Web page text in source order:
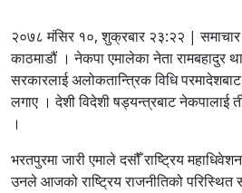
२०७८ मंसिर १०, शुक्रबार २३:२२ | समाचार
काठमाडौं । नेकपा एमालेका नेता रामबहादुर
सरकारलाई अलोकतान्त्रिक विधि
लगाए । देशी विदेशी षड्यन्त्रबाट नेकपालाई
।
भरतपुरमा जारी एमाले दसौँ राष्ट्रिय
उनले आजको राष्ट्रिय राजनीतिको परिस्थित